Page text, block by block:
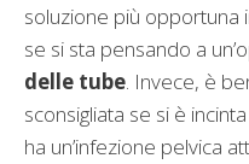
soluzione più opportuna
se si sta pensando a
delle tube. Invece, è
sconsigliata se si è
ha un’infezione pelvica